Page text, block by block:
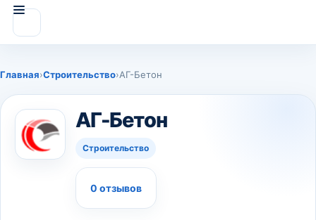
Главная›Строительство›АГ-Бетон
АГ-Бетон
Строительство
0 отзывов